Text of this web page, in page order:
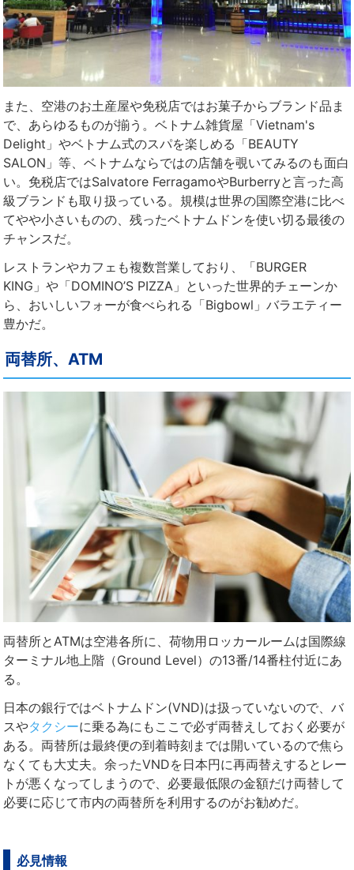
また、空港のお土産屋や免税店ではお菓子からブランド品ま
で、あらゆるものが揃う。ベトナム雑貨屋「Vietnam's
Delight」やベトナム式のスパを楽しめる「BEAUTY
SALON」等、ベトナムならではの店舗を覗いてみるのも面白
い。免税店ではSalvatore FerragamoやBurberryと言った高
級ブランドも取り扱っている。規模は世界の国際空港に比べ
てやや小さいものの、残ったベトナムドンを使い切る最後の
チャンスだ。
レストランやカフェも複数営業しており、「BURGER
KING」や「DOMINO’S PIZZA」といった世界的チェーンか
ら、おいしいフォーが食べられる「Bigbowl」バラエティー
豊かだ。
両替所、ATM
両替所とATMは空港各所に、荷物用ロッカールームは国際線
ターミナル地上階（Ground Level）の13番/14番柱付近にあ
る。
日本の銀行ではベトナムドン(VND)は扱っていないので、バ
スやタクシーに乗る為にもここで必ず両替えしておく必要が
ある。両替所は最終便の到着時刻までは開いているので焦ら
なくても大丈夫。余ったVNDを日本円に再両替えするとレー
トが悪くなってしまうので、必要最低限の金額だけ両替して
必要に応じて市内の両替所を利用するのがお勧めだ。
必見情報